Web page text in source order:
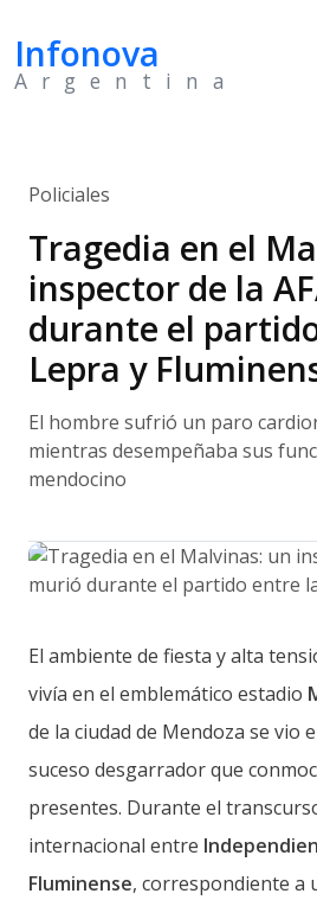
Infonova
Argentina
Policiales
Tragedia en el
inspector de la
durante el
Lepra y
El hombre sufrió un paro
mientras desempeñaba sus
mendocino
El ambiente de fiesta y alta
vivía en el emblemático estadio
de la ciudad de Mendoza se vio
suceso desgarrador que
presentes. Durante el
internacional entre
Fluminense, correspondiente a